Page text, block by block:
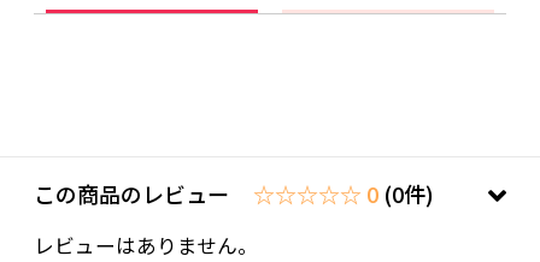
この商品のレビュー ☆☆☆☆☆ 0 (0件)
レビューはありません。